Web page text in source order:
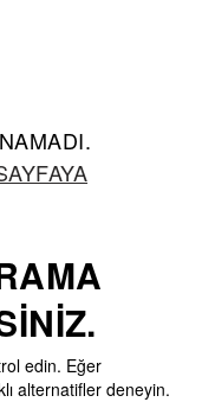
edin. Eğer
alternatifler deneyin.